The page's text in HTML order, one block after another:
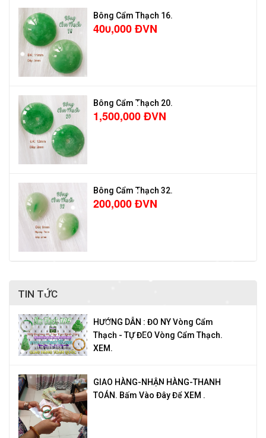
Bông Cẩm Thạch 16.
400,000 ĐVN
Bông Cẩm Thạch 20.
1,500,000 ĐVN
Bông Cẩm Thạch 32.
200,000 ĐVN
TIN TỨC
HƯỚNG DẪN : ĐO NY Vòng Cẩm
Thạch - TỰ ĐEO Vòng Cẩm Thạch.
XEM.
GIAO HÀNG-NHẬN HÀNG-THANH
TOÁN. Bấm Vào Đây Để XEM .